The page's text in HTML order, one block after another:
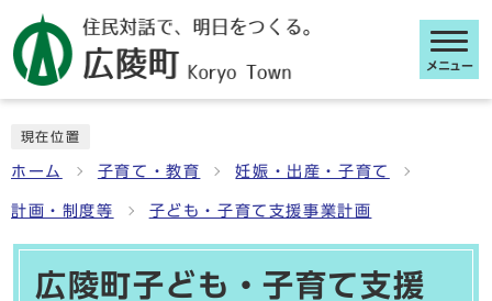
メニュー
現在位置
ホーム 子育て・教育 妊娠・出産・子育て
計画・制度等 子ども・子育て支援事業計画
広陵町子ども・子育て支援